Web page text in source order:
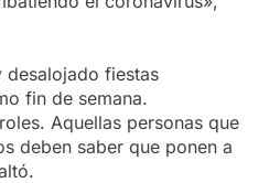
desalojado fiestas
fin de semana.
Aquellas personas que
deben saber que ponen a